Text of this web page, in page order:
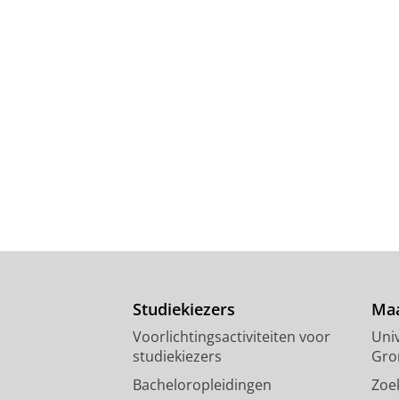
Studiekiezers
Voorlichtingsactiviteiten voor
studiekiezers
Bacheloropleidingen